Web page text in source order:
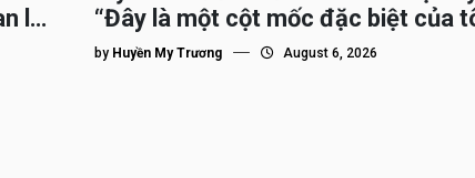
là
“Đây là một cột mốc đặc biệt của
trên hành trình đi quốc tế”
by Huyền My Trương August 6, 2026